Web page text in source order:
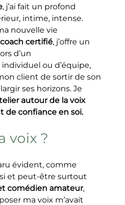
, j’ai fait un profond
intime, intense.
nouvelle vie
coach certifié, j’offre un
d’un
ou d’équipe,
client de sortir de son
ses horizons. Je
autour de la voix
confiance en soi.
voix ?
évident, comme
et peut-être surtout
comédien amateur,
ma voix m’avait